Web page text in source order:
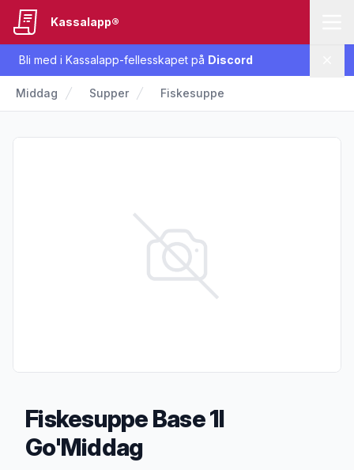
Bli med i Kassalapp-fellesskapet på Discord
Kassalapp®
Middag Supper Fiskesuppe
Fiskesuppe Base 1l
Go'Middag